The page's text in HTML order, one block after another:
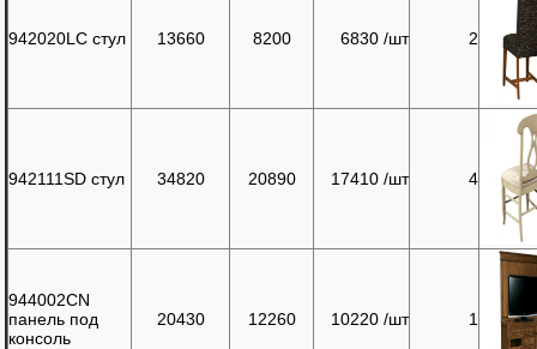
942020LC стул 13660 8200 6830 /шт 2
942111SD стул 34820 20890 17410 /шт 4
944002CN
панель под
консоль
20430 12260 10220 /шт 1